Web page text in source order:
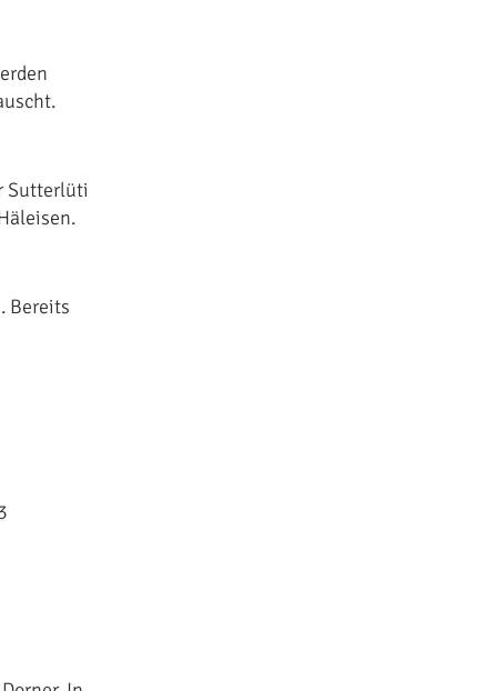
Sutterlüti
Bereits